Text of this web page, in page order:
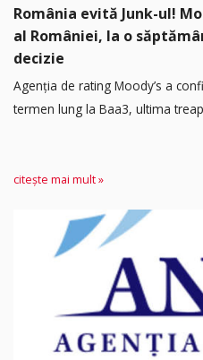
România evită Junk-ul!
al României, la o
decizie
Agenția de rating Moody’s a
termen lung la Baa3, ultima
citește mai mult »